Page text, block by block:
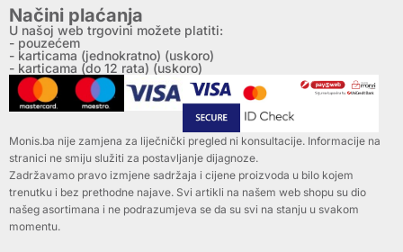
Načini plaćanja
U našoj web trgovini možete platiti:
- pouzećem
- karticama (jednokratno) (uskoro)
- karticama (do 12 rata) (uskoro)
Monis.ba nije zamjena za liječnički pregled ni konsultacije. Informacije na
stranici ne smiju služiti za postavljanje dijagnoze.
Zadržavamo pravo izmjene sadržaja i cijene proizvoda u bilo kojem
trenutku i bez prethodne najave. Svi artikli na našem web shopu su dio
našeg asortimana i ne podrazumjeva se da su svi na stanju u svakom
momentu.